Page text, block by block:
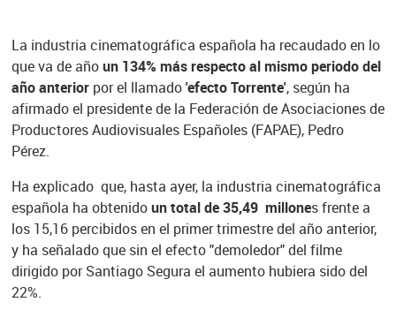
La industria cinematográfica española ha recaudado en lo
que va de añoun 134% más respecto al mismo periodo del
año anteriorpor el llamado'efecto Torrente', según ha
afirmado el presidente de la Federación de Asociaciones de
Productores Audiovisuales Españoles (FAPAE), Pedro
Pérez.
Ha explicado que, hasta ayer, la industria cinematográfica
española ha obtenidoun total de 35,49 millones frente a
los 15,16 percibidos en el primer trimestre del año anterior,
y ha señalado que sin el efecto "demoledor" del filme
dirigido por Santiago Segura el aumento hubiera sido del
22%.